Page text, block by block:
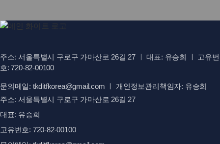
주소: 서울특별시 구로구 가마산로 26길 27 ㅣ 대표: 유승희 ㅣ 고유번
호: 720-82-00100
문의메일: tkditfkorea@gmail.com ㅣ 개인정보관리책임자: 유승희
주소: 서울특별시 구로구 가마산로 26길 27
대표: 유승희
고유번호: 720-82-00100